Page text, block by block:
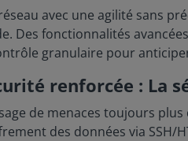
avec une agilité sans
Des fonctionnalités
granulaire pour
renforcée : La
de menaces toujours plus
des données via SSH/